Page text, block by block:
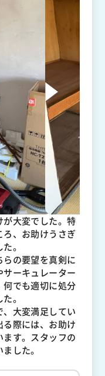
大変でした。特
、お助けうさぎ
。
の要望を真剣に
ーキュレーター
でも適切に処分
。
大変満足してい
際には、お助け
す。スタッフの
した。